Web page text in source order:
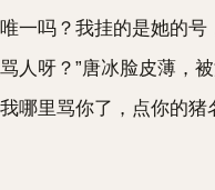
吗？我挂的是她的号
呀？”唐冰脸皮薄，被
里骂你了，点你的猪